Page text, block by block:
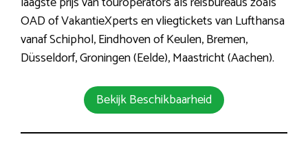
OAD of VakantieXperts en vliegtickets van Lufthansa
vanaf Schiphol, Eindhoven of Keulen, Bremen,
Düsseldorf, Groningen (Eelde), Maastricht (Aachen).
Bekijk Beschikbaarheid